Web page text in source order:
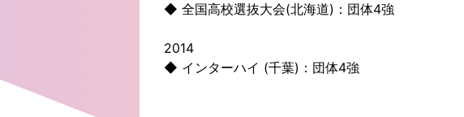
◆ 全国高校選抜大会(北海道)：団体4強
2014
◆ インターハイ (千葉)：団体4強